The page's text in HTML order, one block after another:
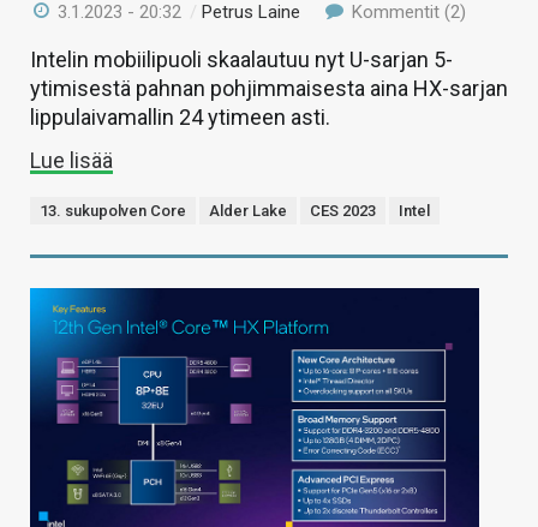
3.1.2023 - 20:32 / Petrus Laine Kommentit (2)
Intelin mobiilipuoli skaalautuu nyt U-sarjan 5-
ytimisestä pahnan pohjimmaisesta aina HX-sarjan
lippulaivamallin 24 ytimeen asti.
Lue lisää
13. sukupolven Core Alder Lake CES 2023 Intel